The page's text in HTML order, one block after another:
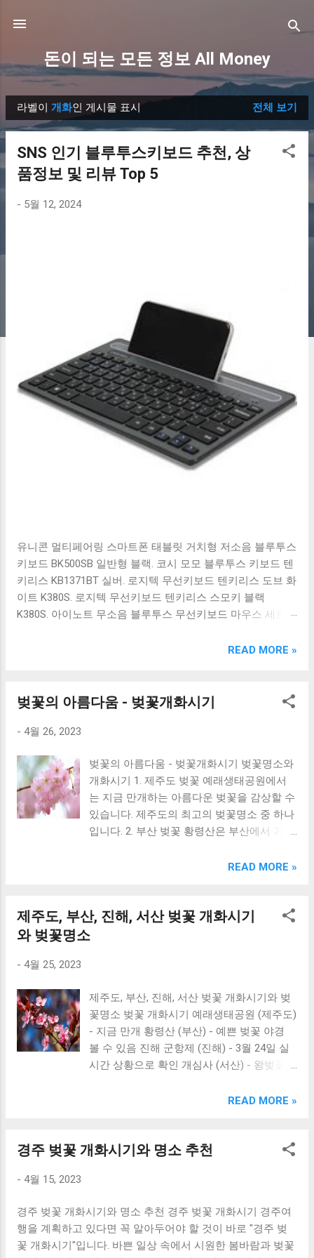
돈이 되는 모든 정보 All Money
글
라벨이 개화인 게시물 표시 전체 보기
SNS 인기 블루투스키보드 추천, 상
품정보 및 리뷰 Top 5
- 5월 12, 2024
유니콘 멀티페어링 스마트폰 태블릿 거치형 저소음 블루투스
키보드 BK500SB 일반형 블랙. 코시 모모 블루투스 키보드 텐
키리스 KB1371BT 실버. 로지텍 무선키보드 텐키리스 도브 화
이트 K380S. 로지텍 무선키보드 텐키리스 스모키 블랙
K380S. 아이노트 무소음 블루투스 무선키보드 마우스 세트
OABTKBDA 퓨어 화이트. 코시 베이직 블루투스 키보드
랙. 큐센 멤브레인 무선 키보드 블랙 K1000 일반형 블루투스
다양한 할인 혜택과 빠른배송 혜택을 놓치지 않도록 먼저 확
도 많고, 가격도 다양해서 결정이 많이 어려우시죠? 특히 블
루투스키보드 같은 상품을 고를 때는 더 고민이 많을 수 밖에
없습니다. 다양한 상품들을 상세스펙 과 가격 을 꼼꼼히 비교
해서 구매하실 수 있도록 순위 추천 해드릴게요. 특가상품 보
러가기 추천상품 Best 유니콘 멀티페어링 스마트폰 태블릿
READ MORE »
벚꽃의 아름다움 - 벚꽃개화시기
- 4월 26, 2023
벚꽃의 아름다움 - 벚꽃개화시기 벚꽃명소와
개화시기 1. 제주도 벚꽃 예래생태공원에서
는 지금 만개하는 아름다운 벚꽃을 감상할 수
있습니다. 제주도의 최고의 벚꽃명소 중 하나
입니다. 2. 부산 벚꽃 황령산은 부산에서 가장
예뻐서 많은 관광객들이 찾습니다. 개화시기:
며, 실시간으로 상황을 확인할 수 있습니다. 4.
서산 벚꽃 개심사에서는 왕벚꽃과 청벚꽃이
벚꽃이 만개할 예정입니다. 벚꽃이 만개하는
이 시기에는 전국 어디든지 아름다운 벚꽃을
볼 수 있습니다. © 2022 벚꽃의 아름다움
READ MORE »
제주도, 부산, 진해, 서산 벚꽃 개화시기
와 벚꽃명소
- 4월 25, 2023
제주도, 부산, 진해, 서산 벚꽃 개화시기와 벚
꽃명소 벚꽃 개화시기 예래생태공원 (제주도)
- 지금 만개 황령산 (부산) - 예쁜 벚꽃 야경
볼 수 있음 진해 군항제 (진해) - 3월 24일 실
시간 상황으로 확인 개심사 (서산) - 왕벚꽃,
태공원 (제주도) 황령산 (부산) 진해 군항제
관 벚꽃길 (서울) 아차산 벚꽃길 (서울) 서울
READ MORE »
경주 벚꽃 개화시기와 명소 추천
- 4월 15, 2023
경주 벚꽃 개화시기와 명소 추천 경주 벚꽃 개화시기 경주여
행을 계획하고 있다면 꼭 알아두어야 할 것이 바로 "경주 벚
꽃 개화시기"입니다. 바쁜 일상 속에서 시원한 봄바람과 벚꽃